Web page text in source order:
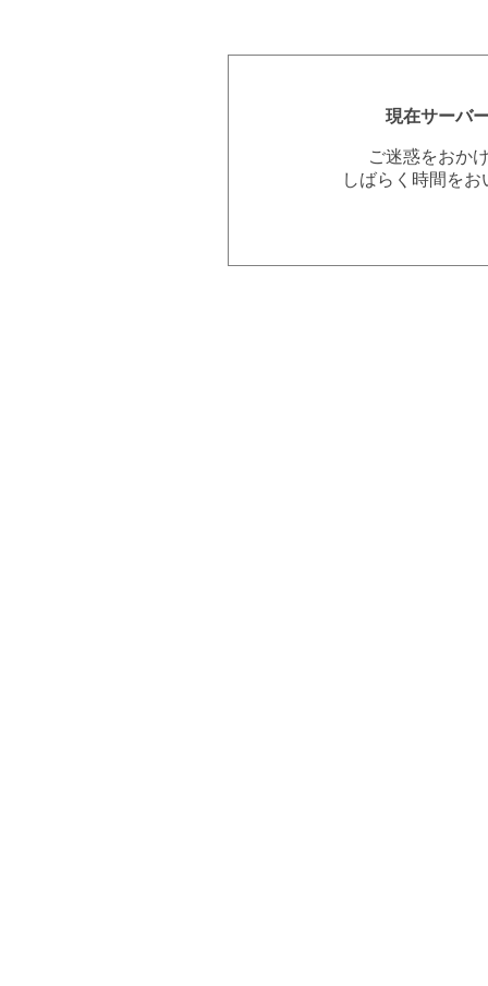
現在サーバ
ご迷惑をおか
しばらく時間を